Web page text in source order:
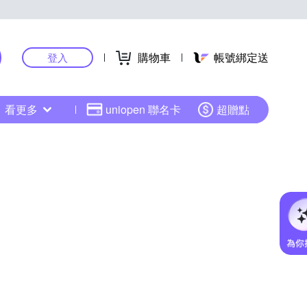
登入 購物車 帳號綁定送
看更多 uniopen 聯名卡 超贈點